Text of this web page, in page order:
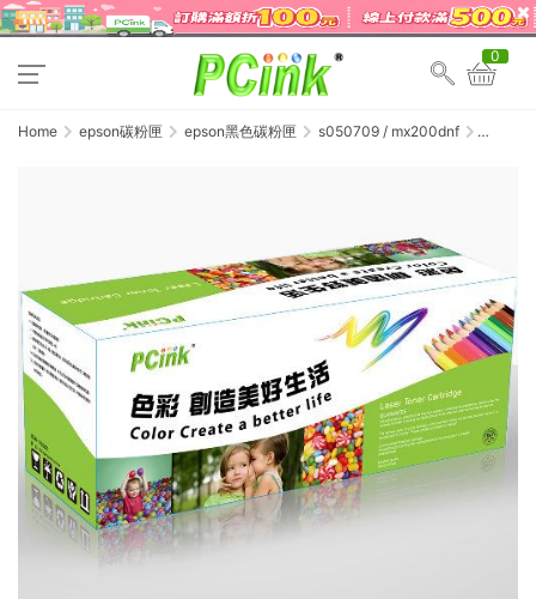
0
Home epson碳粉匣 epson黑色碳粉匣
s050709 / mx200dnf